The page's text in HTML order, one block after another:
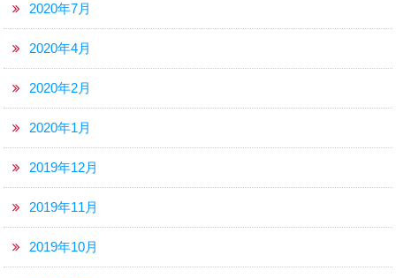
2020年7月
2020年4月
2020年2月
2020年1月
2019年12月
2019年11月
2019年10月